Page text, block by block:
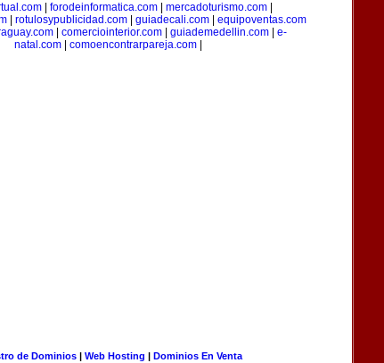
| forodeinformatica.com| mercadoturismo.com|
rotulosypublicidad.com guiadecali.com
equipoventas.com
comerciointerior.com guiademedellin.com
e-
natal.com| comoencontrarpareja.com|
de Dominios| Web Hosting | Dominios En Venta